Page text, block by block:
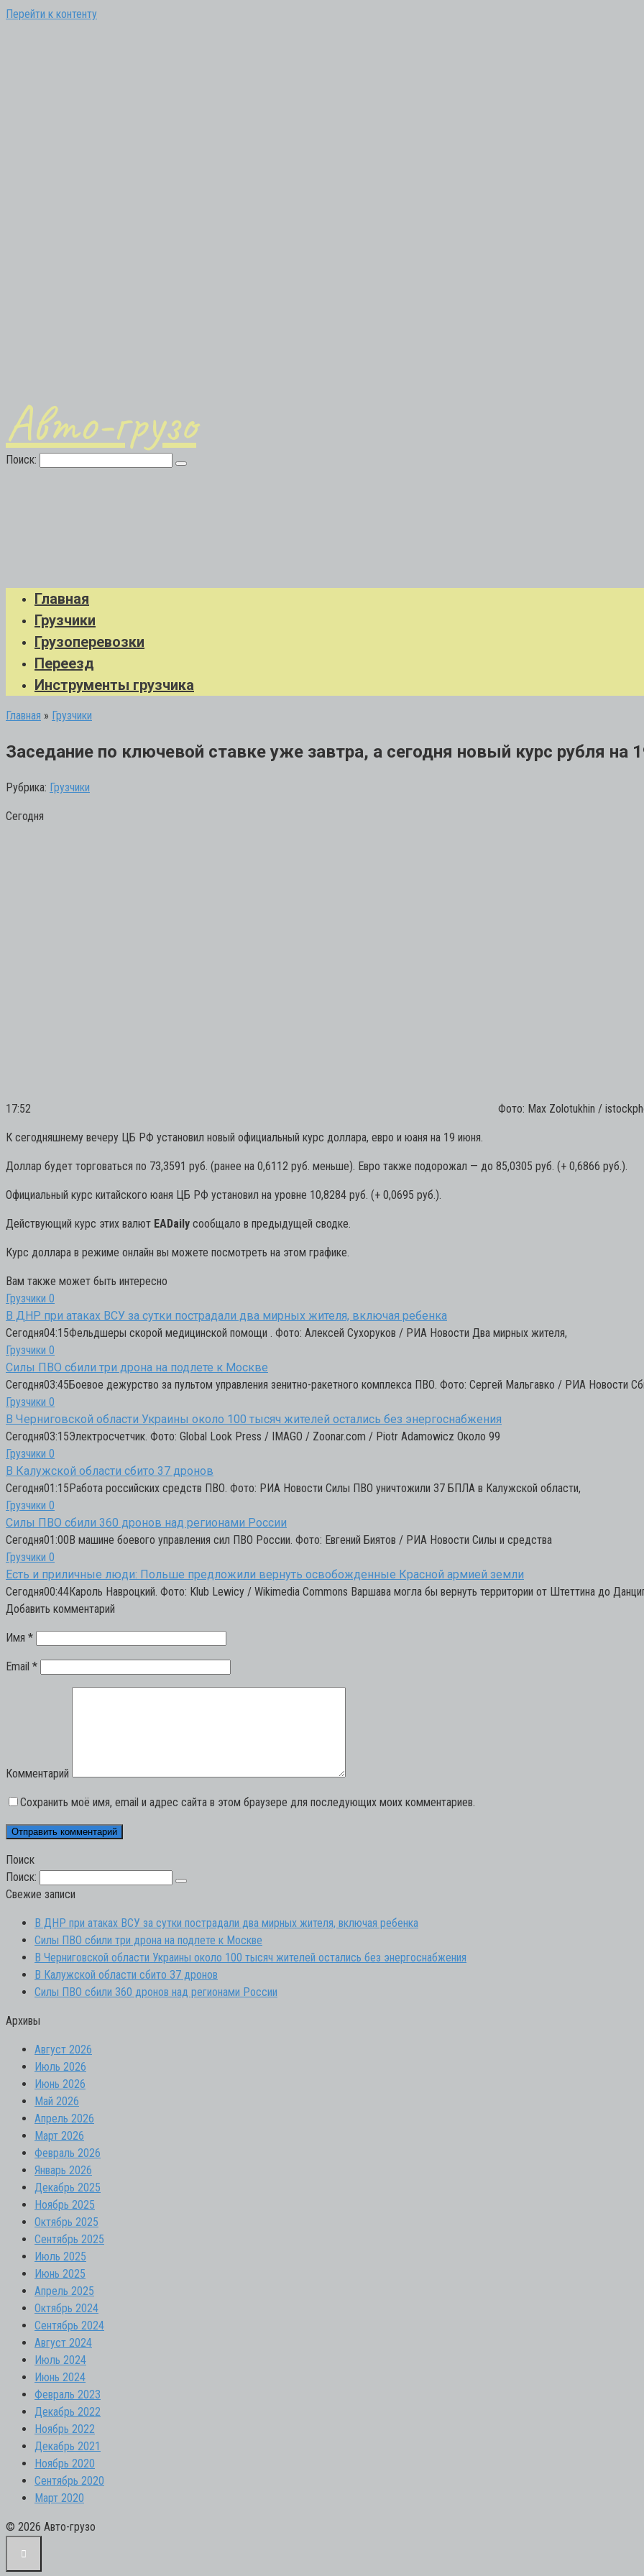
Перейти к контенту
Авто-грузо
Поиск:
Главная
Грузчики
Грузоперевозки
Переезд
Инструменты грузчика
Главная » Грузчики
Заседание по ключевой ставке уже завтра, а сегодня новый курс рубля на
Рубрика: Грузчики
Сегодня
17:52 Фото: Max Zolotukhin /
К сегодняшнему вечеру ЦБ РФ установил новый официальный курс доллара, евро и юаня на 19 июня.
Доллар будет торговаться по 73,3591 руб. (ранее на 0,6112 руб. меньше). Евро также подорожал — до 85,0305 руб. (+ 0,6866 руб.).
Официальный курс китайского юаня ЦБ РФ установил на уровне 10,8284 руб. (+ 0,0695 руб.).
Действующий курс этих валют EADaily сообщало в предыдущей сводке.
Курс доллара в режиме онлайн вы можете посмотреть на этом графике.
Вам также может быть интересно
Грузчики 0
В ДНР при атаках ВСУ за сутки пострадали два мирных жителя, включая ребенка
Сегодня04:15Фельдшеры скорой медицинской помощи . Фото: Алексей Сухоруков / РИА Новости Два мирных жителя,
Грузчики 0
Силы ПВО сбили три дрона на подлете к Москве
Сегодня03:45Боевое дежурство за пультом управления зенитно-ракетного комплекса ПВО. Фото: Сергей Мальгавко / РИА Новости
Грузчики 0
В Черниговской области Украины около 100 тысяч жителей остались без энергоснабжения
Сегодня03:15Электросчетчик. Фото: Global Look Press / IMAGO / Zoonar.com / Piotr Adamowicz Около 99
Грузчики 0
В Калужской области сбито 37 дронов
Сегодня01:15Работа российских средств ПВО. Фото: РИА Новости Силы ПВО уничтожили 37 БПЛА в Калужской области,
Грузчики 0
Силы ПВО сбили 360 дронов над регионами России
Сегодня01:00В машине боевого управления сил ПВО России. Фото: Евгений Биятов / РИА Новости Силы и средства
Грузчики 0
Есть и приличные люди: Польше предложили вернуть освобожденные Красной армией земли
Сегодня00:44Кароль Навроцкий. Фото: Klub Lewicy / Wikimedia Commons Варшава могла бы вернуть территории от Штеттина до
Добавить комментарий
Имя *
Email *
Комментарий
Сохранить моё имя, email и адрес сайта в этом браузере для последующих моих комментариев.
Поиск
Поиск:
Свежие записи
В ДНР при атаках ВСУ за сутки пострадали два мирных жителя, включая ребенка
Силы ПВО сбили три дрона на подлете к Москве
В Черниговской области Украины около 100 тысяч жителей остались без энергоснабжения
В Калужской области сбито 37 дронов
Силы ПВО сбили 360 дронов над регионами России
Архивы
Август 2026
Июль 2026
Июнь 2026
Май 2026
Апрель 2026
Март 2026
Февраль 2026
Январь 2026
Декабрь 2025
Ноябрь 2025
Октябрь 2025
Сентябрь 2025
Июль 2025
Июнь 2025
Апрель 2025
Октябрь 2024
Сентябрь 2024
Август 2024
Июль 2024
Июнь 2024
Февраль 2023
Декабрь 2022
Ноябрь 2022
Декабрь 2021
Ноябрь 2020
Сентябрь 2020
Март 2020
© 2026 Авто-грузо